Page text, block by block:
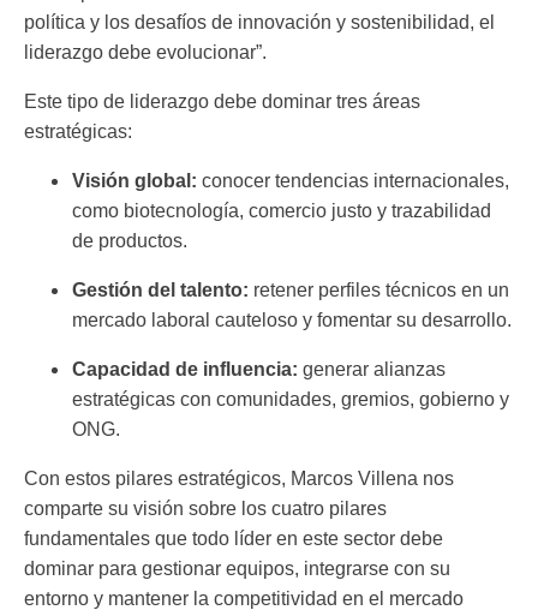
política y los desafíos de innovación y sostenibilidad, el
liderazgo debe evolucionar”.
Este tipo de liderazgo debe dominar tres áreas
estratégicas:
Visión global: conocer tendencias internacionales,
como biotecnología, comercio justo y trazabilidad
de productos.
Gestión del talento: retener perfiles técnicos en un
mercado laboral cauteloso y fomentar su desarrollo.
Capacidad de influencia: generar alianzas
estratégicas con comunidades, gremios, gobierno y
ONG.
Con estos pilares estratégicos, Marcos Villena nos
comparte su visión sobre los cuatro pilares
fundamentales que todo líder en este sector debe
dominar para gestionar equipos, integrarse con su
entorno y mantener la competitividad en el mercado